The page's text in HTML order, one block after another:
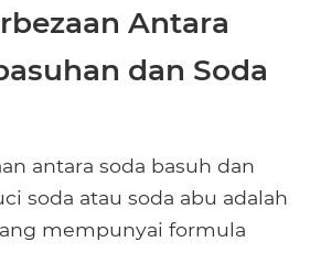
Antara
dan Soda
antara soda basuh dan
soda atau soda abu adalah
mempunyai formula